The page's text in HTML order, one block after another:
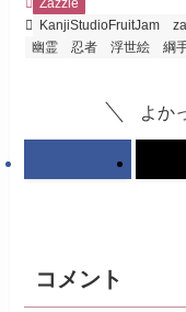
Zazzle
KanjiStudioFruitJam
幽霊
忍者 浮世絵 綱
よか
コメント